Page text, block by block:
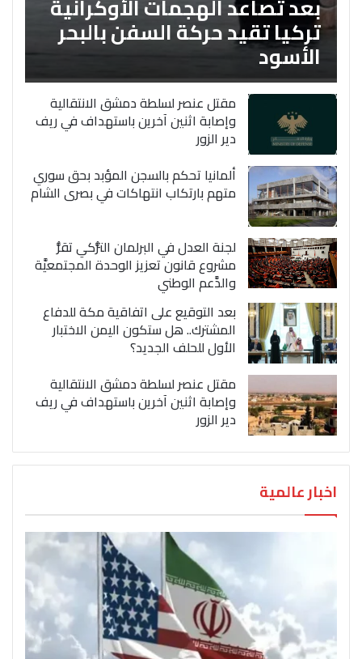
تركيا تقيد حركة السفن بالبحر
الأسود
مقتل عنصر لسلطة دمشق الانتقالية
وإصابة اثنين آخرين باستهداف في ريف
دير الزور
ألمانيا تحكم بالسجن المؤبد بحق سوري
متهم بارتكاب انتهاكات في بصرى الشام
لجنة العدل في البرلمان التُّركي تقرُّ
مشروع قانون تعزيز الوحدة المجتمعيَّة
والدَّعم الوطني
بعد التوقيع على اتفاقية مكة للدفاع
المشترك.. هل ستكون اليمن الاختبار
الأول للحلف الجديد؟
مقتل عنصر لسلطة دمشق الانتقالية
وإصابة اثنين آخرين باستهداف في ريف
دير الزور
اخبار عالمية